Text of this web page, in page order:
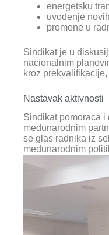
energetsku
uvođenje
promene u
Sindikat je u
nacionalnim
kroz
Nastavak aktivnosti
Sindikat pomoraca i
međunarodnim
se glas radnika iz
međunarodnim